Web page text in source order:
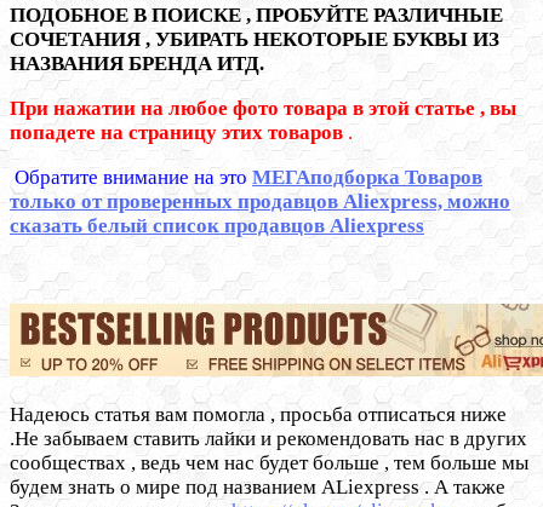
ПОДОБНОЕ В ПОИСКЕ , ПРОБУЙТЕ РАЗЛИЧНЫЕ
СОЧЕТАНИЯ , УБИРАТЬ НЕКОТОРЫЕ БУКВЫ ИЗ
НАЗВАНИЯ БРЕНДА ИТД.
При нажатии на любое фото товара в этой статье , вы
попадете на страницу этих товаров .
Обратите внимание на это МЕГАподборка Товаров
только от проверенных продавцов Aliexpress, можно
сказать белый список продавцов Aliexpress
Надеюсь статья вам помогла , просьба отписаться ниже
.Не забываем ставить лайки и рекомендовать нас в других
сообществах , ведь чем нас будет больше , тем больше мы
будем знать о мире под названием ALiexpress . А также